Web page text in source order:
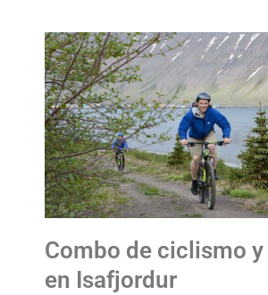
Combo de ciclismo
en Isafjordur